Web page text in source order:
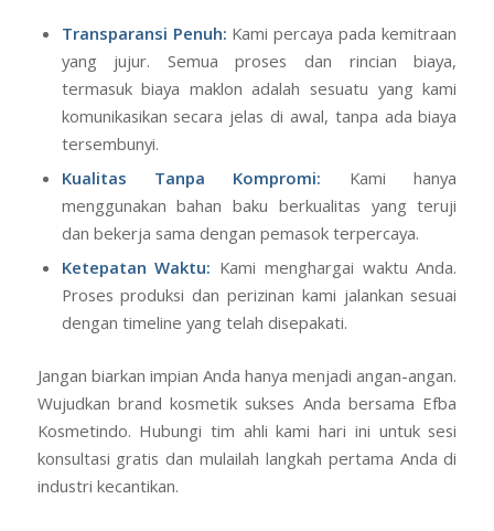
Transparansi Penuh: Kami percaya pada kemitraan
yang jujur. Semua proses dan rincian biaya,
termasuk biaya maklon adalah sesuatu yang kami
komunikasikan secara jelas di awal, tanpa ada biaya
tersembunyi.
Kualitas Tanpa Kompromi: Kami hanya
menggunakan bahan baku berkualitas yang teruji
dan bekerja sama dengan pemasok terpercaya.
Ketepatan Waktu: Kami menghargai waktu Anda.
Proses produksi dan perizinan kami jalankan sesuai
dengan timeline yang telah disepakati.
Jangan biarkan impian Anda hanya menjadi angan-angan.
Wujudkan brand kosmetik sukses Anda bersama Efba
Kosmetindo. Hubungi tim ahli kami hari ini untuk sesi
konsultasi gratis dan mulailah langkah pertama Anda di
industri kecantikan.